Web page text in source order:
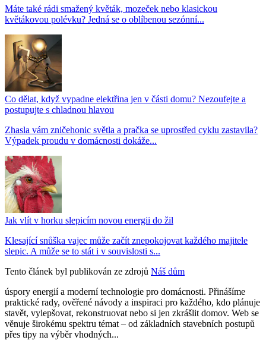
Máte také rádi smažený květák, mozeček nebo klasickou
květákovou polévku? Jedná se o oblíbenou sezónní...
Co dělat, když vypadne elektřina jen v části domu? Nezoufejte a
postupujte s chladnou hlavou
Zhasla vám zničehonic světla a pračka se uprostřed cyklu zastavila?
Výpadek proudu v domácnosti dokáže...
Jak vlít v horku slepicím novou energii do žil
Klesající snůška vajec může začít znepokojovat každého majitele
slepic. A může se to stát i v souvislosti s...
Tento článek byl publikován ze zdrojů Náš dům
úspory energií a moderní technologie pro domácnosti. Přinášíme
praktické rady, ověřené návody a inspiraci pro každého, kdo plánuje
stavět, vylepšovat, rekonstruovat nebo si jen zkrášlit domov. Web se
věnuje širokému spektru témat – od základních stavebních postupů
přes tipy na výběr vhodných...